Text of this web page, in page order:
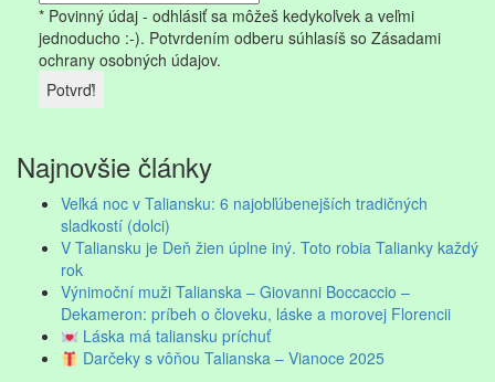
* Povinný údaj - odhlásiť sa môžeš kedykoľvek a veľmi
jednoducho :-). Potvrdením odberu súhlasíš so Zásadami
ochrany osobných údajov.
Najnovšie články
Veľká noc v Taliansku: 6 najobľúbenejších tradičných
sladkostí (dolci)
V Taliansku je Deň žien úplne iný. Toto robia Talianky každý
rok
Výnimoční muži Talianska – Giovanni Boccaccio –
Dekameron: príbeh o človeku, láske a morovej Florencii
Láska má taliansku príchuť
Darčeky s vôňou Talianska – Vianoce 2025